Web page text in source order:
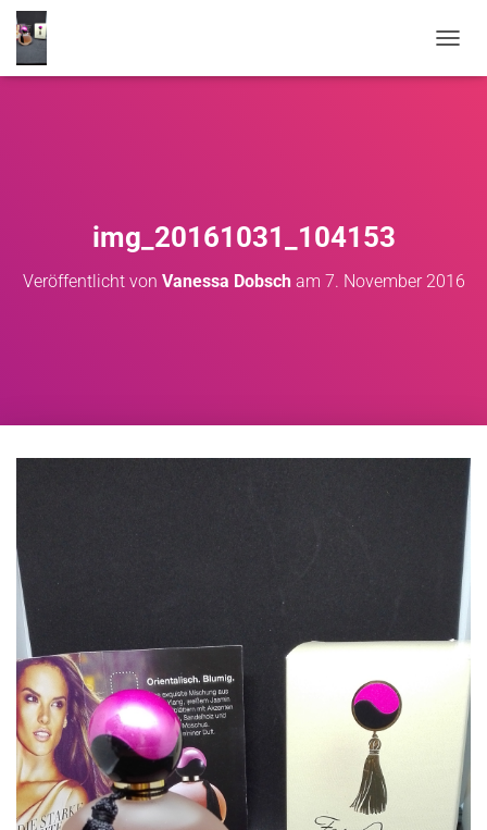
img_20161031_104153
Veröffentlicht von Vanessa Dobscham 7. November 2016